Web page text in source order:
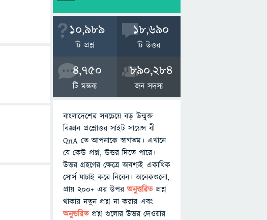
10,989
টি প্রশ্ন
18,690
টি উত্তর
4,750
টি মন্তব্য
890,284
জন সদস্য
বাংলাদেশের সবচেয়ে বড় উন্মুক্ত
বিজ্ঞান প্রশ্নোত্তর সাইট সায়েন্স বী
QnA তে আপনাকে স্বাগতম। এখানে
যে কেউ প্রশ্ন, উত্তর দিতে পারে।
উত্তর গ্রহণের ক্ষেত্রে অবশ্যই একাধিক
সোর্স যাচাই করে নিবেন। অনেকগুলো,
প্রায় ২০০+ এর উপরঅনুত্তরিতপ্রশ্ন
থাকায় নতুন প্রশ্ন না করার এবং
অনুত্তরিত প্রশ্ন গুলোর উত্তর দেওয়ার